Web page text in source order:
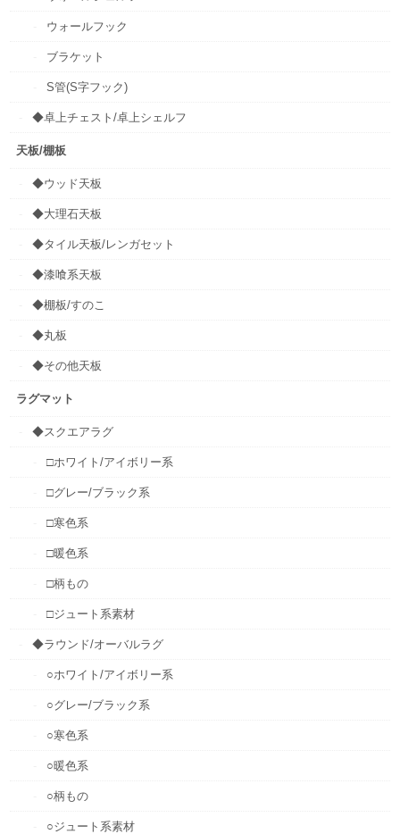
ウォールフック
ブラケット
S管(S字フック)
◆卓上チェスト/卓上シェルフ
天板/棚板
◆ウッド天板
◆大理石天板
◆タイル天板/レンガセット
◆漆喰系天板
◆棚板/すのこ
◆丸板
◆その他天板
ラグマット
◆スクエアラグ
□ホワイト/アイボリー系
□グレー/ブラック系
□寒色系
□暖色系
□柄もの
□ジュート系素材
◆ラウンド/オーバルラグ
○ホワイト/アイボリー系
○グレー/ブラック系
○寒色系
○暖色系
○柄もの
○ジュート系素材